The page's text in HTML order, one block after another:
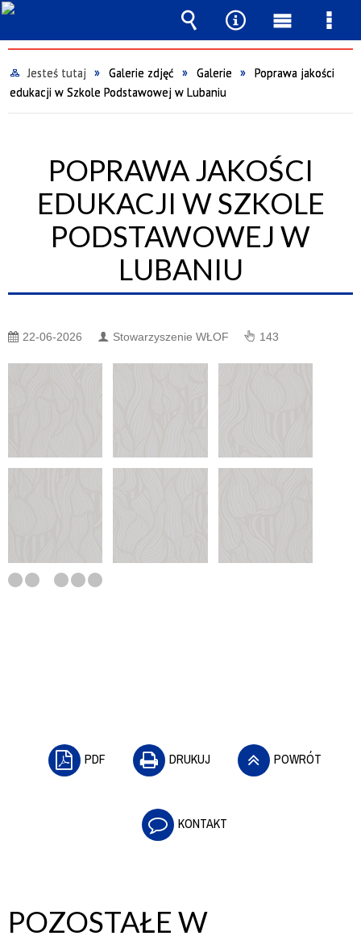
Jesteś tutaj Galerie zdjęć Galerie
Poprawa jakości
edukacji w Szkole Podstawowej w Lubaniu
POPRAWA JAKOŚCI
EDUKACJI W SZKOLE
PODSTAWOWEJ W
LUBANIU
22-06-2026 Stowarzyszenie WŁOF 143
PDF DRUKUJ POWRÓT
KONTAKT
POZOSTAŁE W
Wyszukiwarka
Narzędzia
Menu
główne